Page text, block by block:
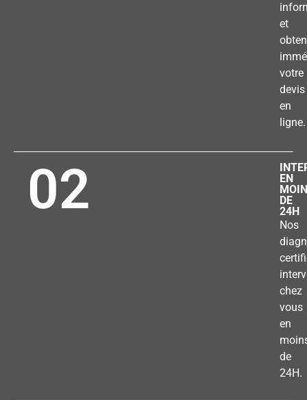
et
votre
devis
en
ligne.
02
EN
DE
24H
Nos
chez
vous
en
de
24H.